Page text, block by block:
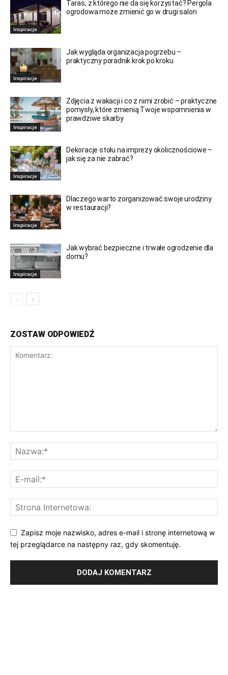
Inspiracje
Taras, z którego nie da się korzystać? Pergola
ogrodowa może zmienić go w drugi salon
Inspiracje
Jak wygląda organizacja pogrzebu –
praktyczny poradnik krok po kroku
Inspiracje
Zdjęcia z wakacji i co z nimi zrobić – praktyczne
pomysły, które zmienią Twoje wspomnienia w
prawdziwe skarby
Inspiracje
Dekoracje stołu na imprezy okolicznościowe –
jak się za nie zabrać?
Inspiracje
Dlaczego warto zorganizować swoje urodziny
w restauracji?
Inspiracje
Jak wybrać bezpieczne i trwałe ogrodzenie dla
domu?
ZOSTAW ODPOWIEDŹ
Zapisz moje nazwisko, adres e-mail i stronę internetową w
tej przeglądarce na następny raz, gdy skomentuję.